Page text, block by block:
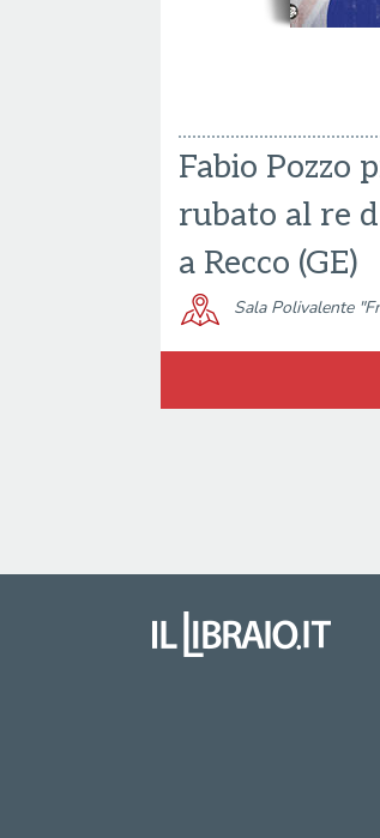
Fabio Pozzo
rubato al re
a Recco (GE)
Sala Polivalente